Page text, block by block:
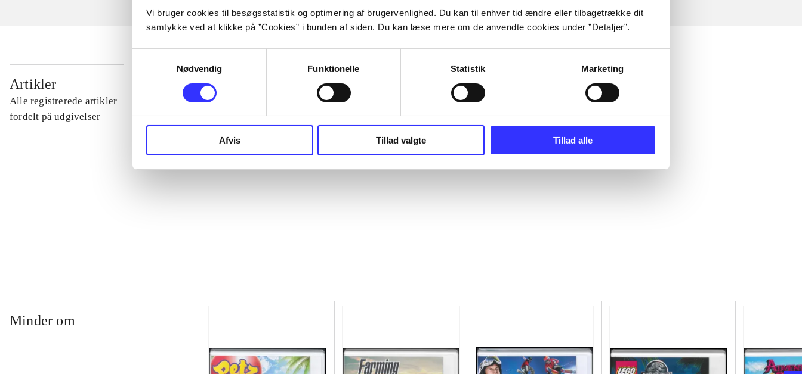
Vi bruger cookies til besøgsstatistik og optimering af brugervenlighed. Du kan til enhver tid ændre eller tilbagetrække dit
samtykke ved at klikke på ”Cookies” i bunden af siden. Du kan læse mere om de anvendte cookies under ”Detaljer”.
Nødvendig
Funktionelle Statistik Marketing
Afvis Tillad valgte Tillad alle
Artikler
Alle registrerede artikler
fordelt på udgivelser
...
...
...
Minder om